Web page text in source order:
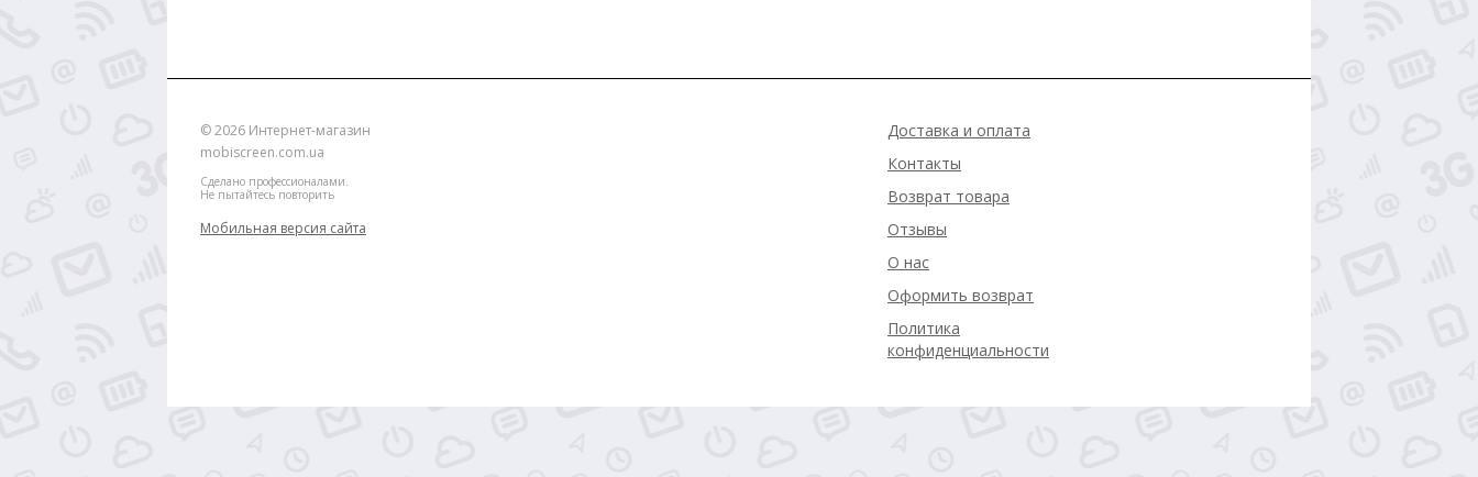
© 2026 Интернет-магазин
mobiscreen.com.ua
Сделано профессионалами.
Не пытайтесь повторить
Мобильная версия сайта
Доставка и оплата
Контакты
Возврат товара
Отзывы
О нас
Оформить возврат
Политика
конфиденциальности